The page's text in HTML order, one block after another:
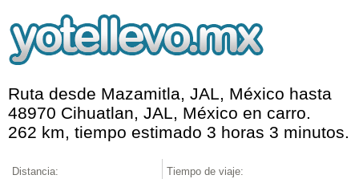
Ruta desde Mazamitla, JAL, México hasta
48970 Cihuatlan, JAL, México en carro.
262 km, tiempo estimado 3 horas 3 minutos.
Distancia: Tiempo de viaje: